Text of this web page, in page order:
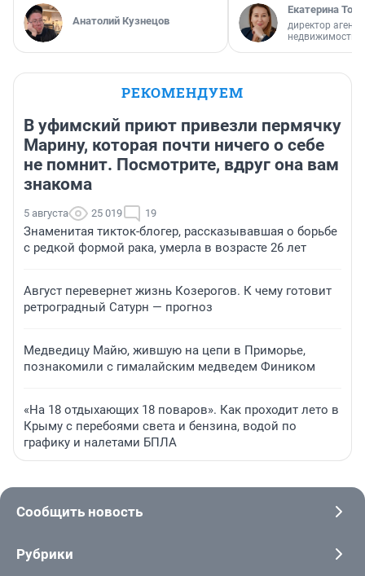
Анатолий Кузнецов
Екатерина
директор
недвижимости
РЕКОМЕНДУЕМ
В уфимский приют привезли пермячку
Марину, которая почти ничего о себе
не помнит. Посмотрите, вдруг она вам
знакома
5 августа 25 019 19
Знаменитая тикток-блогер, рассказывавшая о борьбе
с редкой формой рака, умерла в возрасте 26 лет
Август перевернет жизнь Козерогов. К чему готовит
ретроградный Сатурн — прогноз
Медведицу Майю, жившую на цепи в Приморье,
познакомили с гималайским медведем Фиником
«На 18 отдыхающих 18 поваров». Как проходит лето в
Крыму с перебоями света и бензина, водой по
графику и налетами БПЛА
Сообщить новость
Рубрики